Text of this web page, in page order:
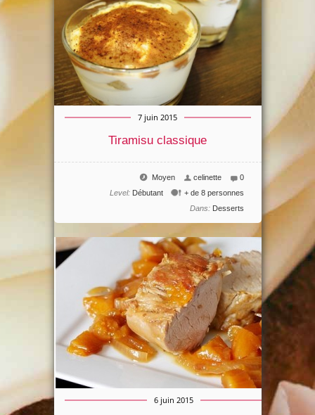
7 juin 2015
Tiramisu classique
0
celinette
Moyen
+ de 8 personnes
Level: Débutant
Dans: Desserts
6 juin 2015